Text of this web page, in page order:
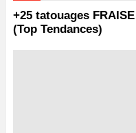
+25 tatouages
(Top Tendances)